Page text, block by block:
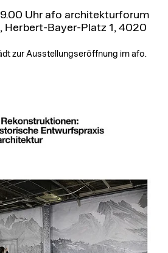
Uhr afo architekturforum
Herbert-Bayer-Platz 1, 4020
zur Ausstellungseröffnung im afo.